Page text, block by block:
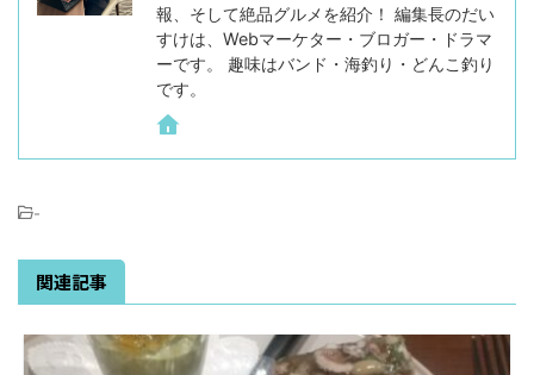
報、そして絶品グルメを紹介！ 編集長のだい
すけは、Webマーケター・ブロガー・ドラマ
ーです。 趣味はバンド・海釣り・どんこ釣り
です。
-
関連記事